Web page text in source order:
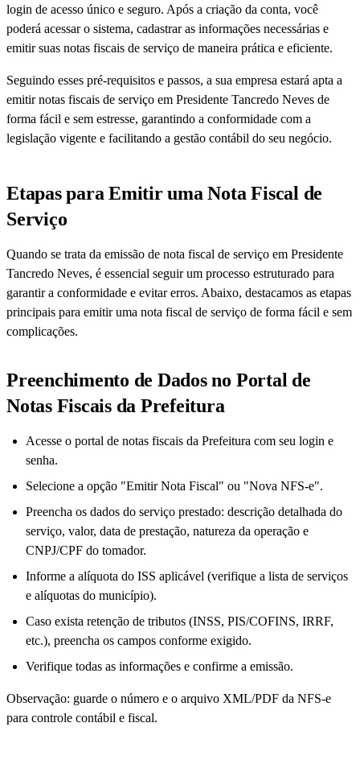
login de acesso único e seguro. Após a criação da conta, você
poderá acessar o sistema, cadastrar as informações necessárias e
emitir suas notas fiscais de serviço de maneira prática e eficiente.
Seguindo esses pré-requisitos e passos, a sua empresa estará apta a
emitir notas fiscais de serviço em Presidente Tancredo Neves de
forma fácil e sem estresse, garantindo a conformidade com a
legislação vigente e facilitando a gestão contábil do seu negócio.
Etapas para Emitir uma Nota Fiscal de
Serviço
Quando se trata da emissão de nota fiscal de serviço em Presidente
Tancredo Neves, é essencial seguir um processo estruturado para
garantir a conformidade e evitar erros. Abaixo, destacamos as etapas
principais para emitir uma nota fiscal de serviço de forma fácil e sem
complicações.
Preenchimento de Dados no Portal de
Notas Fiscais da Prefeitura
Acesse o portal de notas fiscais da Prefeitura com seu login e
senha.
Selecione a opção "Emitir Nota Fiscal" ou "Nova NFS-e".
Preencha os dados do serviço prestado: descrição detalhada do
serviço, valor, data de prestação, natureza da operação e
CNPJ/CPF do tomador.
Informe a alíquota do ISS aplicável (verifique a lista de serviços
e alíquotas do município).
Caso exista retenção de tributos (INSS, PIS/COFINS, IRRF,
etc.), preencha os campos conforme exigido.
Verifique todas as informações e confirme a emissão.
Observação: guarde o número e o arquivo XML/PDF da NFS-e
para controle contábil e fiscal.